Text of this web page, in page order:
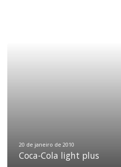
20 de janeiro de 2010
Coca-Cola light plus